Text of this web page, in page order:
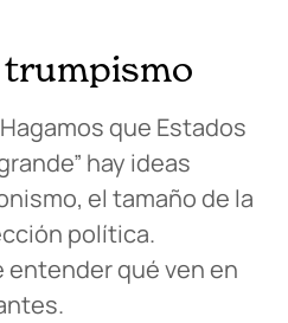
trumpismo
que Estados
hay ideas
el tamaño de la
política.
entender qué ven en